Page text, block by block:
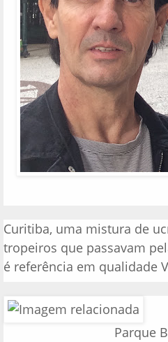
Curitiba, uma mistura de
tropeiros que passavam
é referência em qualidade
Parque